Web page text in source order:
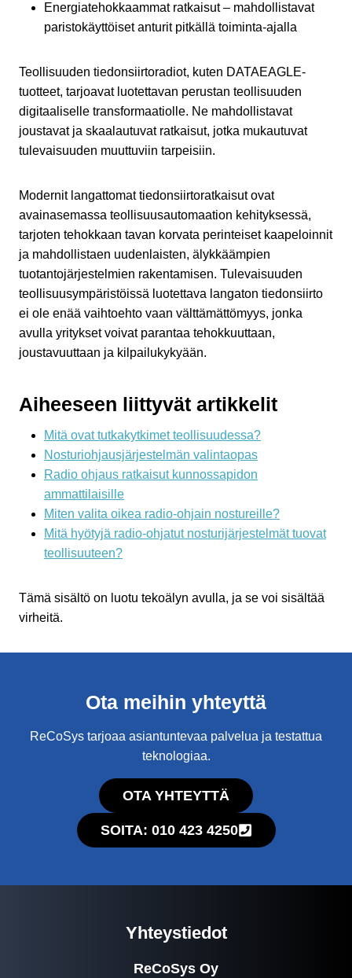
Energiatehokkaammat ratkaisut – mahdollistavat
paristokäyttöiset anturit pitkällä toiminta-ajalla
Teollisuuden tiedonsiirtoradiot, kuten DATAEAGLE-
tuotteet, tarjoavat luotettavan perustan teollisuuden
digitaaliselle transformaatiolle. Ne mahdollistavat
joustavat ja skaalautuvat ratkaisut, jotka mukautuvat
tulevaisuuden muuttuviin tarpeisiin.
Modernit langattomat tiedonsiirtoratkaisut ovat
avainasemassa teollisuusautomaation kehityksessä,
tarjoten tehokkaan tavan korvata perinteiset kaapeloinnit
ja mahdollistaen uudenlaisten, älykkäämpien
tuotantojärjestelmien rakentamisen. Tulevaisuuden
teollisuusympäristöissä luotettava langaton tiedonsiirto
ei ole enää vaihtoehto vaan välttämättömyys, jonka
avulla yritykset voivat parantaa tehokkuuttaan,
joustavuuttaan ja kilpailukykyään.
Aiheeseen liittyvät artikkelit
Mitä ovat tutkakytkimet teollisuudessa?
Nosturiohjausjärjestelmän valintaopas
Radio ohjaus ratkaisut kunnossapidon
ammattilaisille
Miten valita oikea radio-ohjain nostureille?
Mitä hyötyjä radio-ohjatut nosturijärjestelmät tuovat
teollisuuteen?
Tämä sisältö on luotu tekoälyn avulla, ja se voi sisältää
virheitä.
Ota meihin yhteyttä
ReCoSys tarjoaa asiantuntevaa palvelua ja testattua
teknologiaa.
OTA YHTEYTTÄ
SOITA: 010 423 4250
Yhteystiedot
ReCoSys Oy